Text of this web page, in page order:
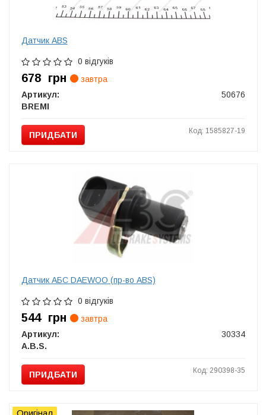
Датчик ABS
0 відгуків
678 грн
завтра
Артикул:
50676
BREMI
ПРИДБАТИ Код: 1585827-19
Датчик АБС DAEWOO (пр-во ABS)
0 відгуків
544 грн
завтра
Артикул:
30334
A.B.S.
ПРИДБАТИ Код: 290398-35